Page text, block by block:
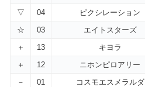
▽
04 ピクシレーション
☆
03 エイトスターズ
＋
13 キヨラ
＋
12 ニホンピロアリー
－
01 コスモエスメラルダ